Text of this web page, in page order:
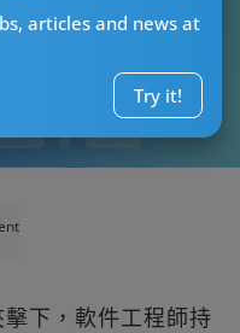
articles and news at
Try it!
下，軟件工程師持